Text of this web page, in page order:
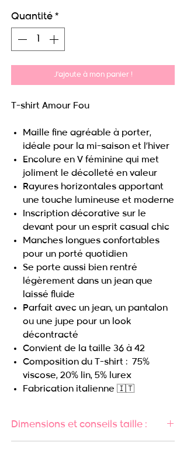
Quantité *
J'ajoute à mon panier !
T-shirt Amour Fou
Maille fine agréable à porter,
idéale pour la mi-saison et l’hiver
Encolure en V féminine qui met
joliment le décolleté en valeur
Rayures horizontales apportant
une touche lumineuse et moderne
Inscription décorative sur le
devant pour un esprit casual chic
Manches longues confortables
pour un porté quotidien
Se porte aussi bien rentré
légèrement dans un jean que
laissé fluide
Parfait avec un jean, un pantalon
ou une jupe pour un look
décontracté
Convient de la taille 36 à 42
Composition du T-shirt : 75%
viscose, 20% lin, 5% lurex
Fabrication italienne 🇮🇹
Dimensions et conseils taille :